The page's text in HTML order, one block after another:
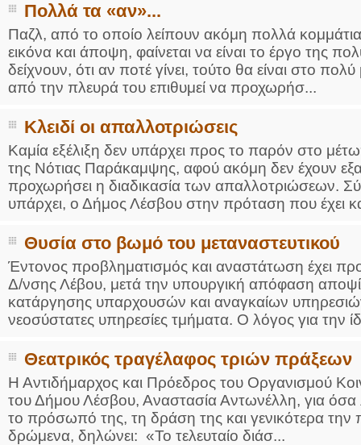
Πολλά τα «αν»...
Παζλ, από το οποίο λείπουν ακόμη πολλά
εικόνα και άποψη, φαίνεται να είναι το έργο της
δείχνουν, ότι αν ποτέ γίνει, τούτο θα είναι στο
από την πλευρά του επιθυμεί να προχωρήσ...
Κλειδί οι απαλλοτριώσεις
Καμία εξέλιξη δεν υπάρχει προς το παρόν στο
της Νότιας Παράκαμψης, αφού ακόμη δεν έχουν
προχωρήσει η διαδικασία των απαλλοτριώσεων.
υπάρχει, ο Δήμος Λέσβου στην πρόταση που έχει
Θυσία στο βωμό του μεταναστευτικού
Έντονος προβληματισμός και αναστάτωση έχει
Δ/νσης Λέβου, μετά την υπουργική απόφαση
κατάργησης υπαρχουσών και αναγκαίων
νεοσύστατες υπηρεσίες τμήματα. Ο λόγος για την
Θεατρικός τραγέλαφος τριών πράξεων
Η Αντιδήμαρχος και Πρόεδρος του Οργανισμού
του Δήμου Λέσβου, Αναστασία Αντωνέλλη, για όσα
το πρόσωπό της, τη δράση της και γενικότερα την
δρώμενα, δηλώνει: «Το τελευταίο διάσ...